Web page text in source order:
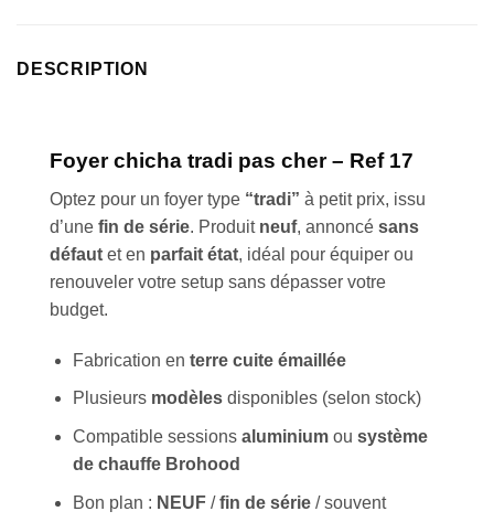
DESCRIPTION
Foyer chicha tradi pas cher – Ref 17
Optez pour un foyer type “tradi” à petit prix, issu
d’une fin de série. Produit neuf, annoncé sans
défaut et en parfait état, idéal pour équiper ou
renouveler votre setup sans dépasser votre
budget.
Fabrication en terre cuite émaillée
Plusieurs modèlesdisponibles (selon stock)
Compatible sessions aluminiumou système
de chauffe Brohood
Bon plan : NEUF/fin de série/ souvent